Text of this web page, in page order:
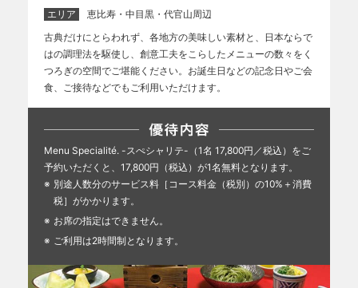
エリア
恵比寿・中目黒・代官山周辺
古典だけにとらわれず、各地方の美味しい素材と、日本ならで
はの調理法を駆使し、創意工夫をこらしたメニューの数々をく
つろぎの空間でご堪能ください。お誕生日などの記念日やご会
食、ご接待などでもご利用いただけます。
Menu Specialité. -スぺシャリテ-（1名 17,800円／税込）をご
予約いただくと、17,800円（税込）が1名無料となります。
別途人数分のサービス料［コース料金（税別）の10%＋消費
税］がかかります。
お席の指定はできません。
ご利用は2時間制となります。